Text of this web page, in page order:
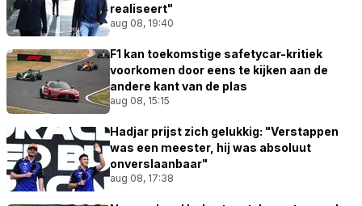
realiseert"
aug 08, 19:40
F1 kan toekomstige safetycar-kritiek
voorkomen door eens te kijken aan de
andere kant van de plas
aug 08, 15:15
Hadjar prijst zich gelukkig: "Verstappen
was een meester, hij was absoluut
onverslaanbaar"
aug 08, 17:38